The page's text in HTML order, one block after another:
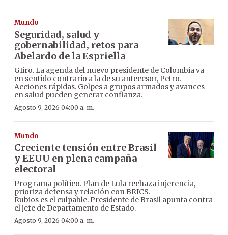
Mundo
Seguridad, salud y
gobernabilidad, retos para
Abelardo de la Espriella
GIiro. La agenda del nuevo presidente de Colombia va
en sentido contrario a la de su antecesor, Petro.
Acciones rápidas. Golpes a grupos armados y avances
en salud pueden generar confianza.
Agosto 9, 2026 04:00 a. m.
Mundo
Creciente tensión entre Brasil
y EEUU en plena campaña
electoral
Programa político. Plan de Lula rechaza injerencia,
prioriza defensa y relación con BRICS.
Rubios es el culpable. Presidente de Brasil apunta contra
el jefe de Departamento de Estado.
Agosto 9, 2026 04:00 a. m.